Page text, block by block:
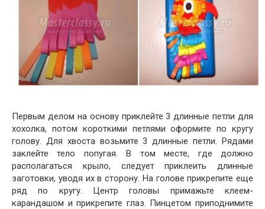
Первым делом на основу приклейте 3 длинные петли для
хохолка, потом короткими петлями оформите по кругу
голову. Для хвоста возьмите 3 длинные петли. Рядами
заклейте тело попугая. В том месте, где должно
располагаться крыло, следует приклеить длинные
заготовки, уводя их в сторону. На голове прикрепите еще
ряд по кругу. Центр головы примажьте клеем-
карандашом и прикрепите глаз. Пинцетом приподнимите